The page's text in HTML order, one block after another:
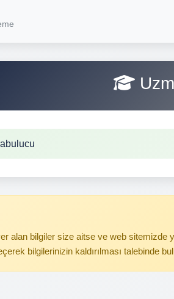
alan bilgiler size aitse ve web sitemizde
bilgilerinizin kaldırılması talebinde